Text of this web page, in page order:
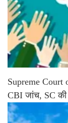
Supreme Court
CBI जांच, SC की